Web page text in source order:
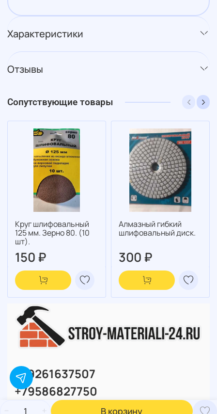
В корзину
Характеристики
Отзывы
Сопутствующие товары
Круг шлифовальный
125 мм. Зерно 80. (10
шт).
150 ₽
Алмазный гибкий
шлифовальный диск.
300 ₽
+79261637507
+79586827750